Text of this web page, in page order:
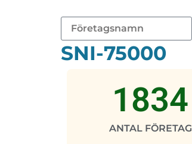
SNI-75000
ANTAL FÖRETAG
1834